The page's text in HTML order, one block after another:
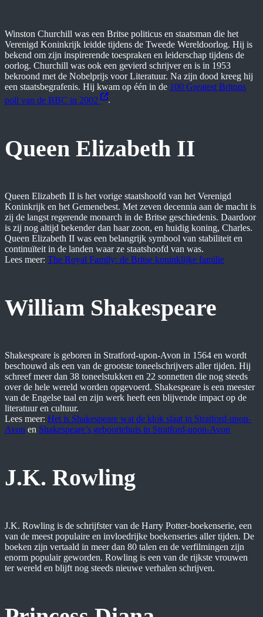
Winston Churchill was een Britse politicus en staatsman die het
Verenigd Koninkrijk leidde tijdens de Tweede Wereldoorlog. Hij is
bekend om zijn inspirerende toespraken en leiderschap tijdens de
oorlog. Churchill was ook een gevierd schrijver en is in 1953
bekroond met de Nobelprijs voor Literatuur. Na zijn dood kreeg hij
een staatsbegrafenis. Hij kwam op één in de 100 Greatest Britons
poll van de BBC in 2002
.
Queen Elizabeth II
Queen Elizabeth II is het vorige staatshoofd van het Verenigd
Koninkrijk en het Gemenebest. Met zeven decennia aan de macht is
zij de langst regerende monarch in de Britse geschiedenis. Daardoor
is zij nog altijd bekender dan haar zoon, en huidig koning, Charles.
Queen Elizabeth II was een belangrijk symbool van stabiliteit en
continuïteit in de landen waar ze staatshoofd van was.
Lees meer: The Royal Family: de Britse koninklijke familie
William Shakespeare
Shakespeare is geboren in Stratford-upon-Avon in 1564 en wordt
beschouwd als een van de grootste toneelschrijvers aller tijden. Hij
schreef meer dan 38 toneelstukken en 22 sonnetten die nog steeds
over de hele wereld worden opgevoerd. Shakespeare is een meester
van de Engelse taal en zijn werk heeft een blijvende impact op de
literatuur en cultuur.
Lees meer: Het is Shakespeare wat de klok slaat in Stratford-upon-
Avon en Shakespeare’s geboortehuis in Stratford-upon-Avon
J.K. Rowling
J.K. Rowling is de schrijfster van de Harry Potter-boekenserie, een
van de meest populaire en invloedrijke boekenseries aller tijden. De
boeken zijn vertaald in meer dan 80 talen en de verfilmingen zijn
enorm populair geworden. Rowling is een van de rijkste vrouwen
ter wereld en blijft nog steeds nieuwe verhalen schrijven.